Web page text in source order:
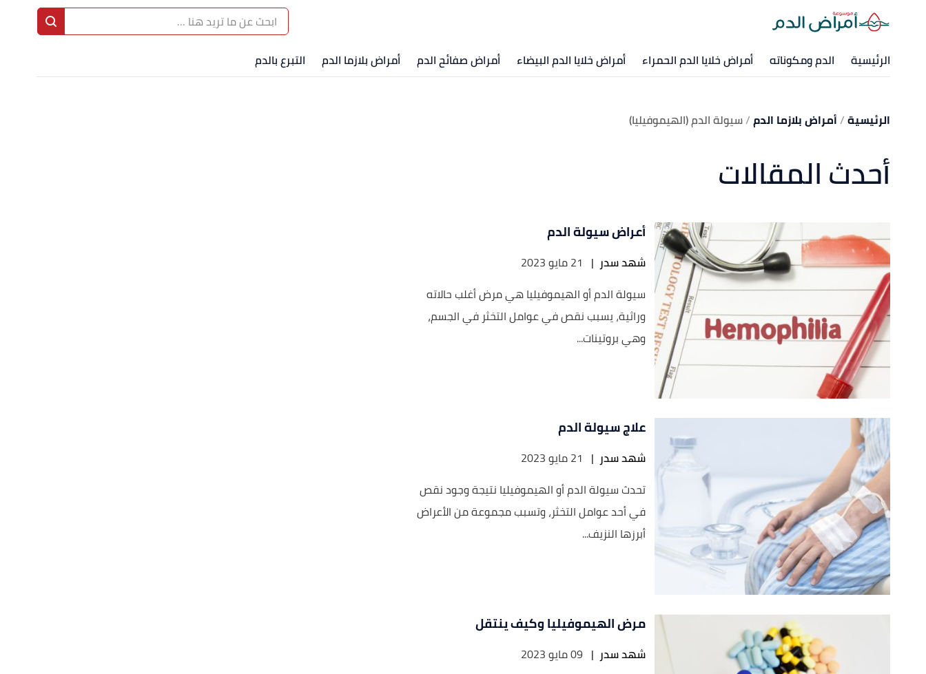
الرئيسية الدم ومكوناته أمراض خلايا الدم الحمراء أمراض خلايا الدم البيضاء أمراض صفائح الدم أمراض بلازما الدم التبرع بالدم
الرئيسية أمراض بلازما الدم سيولة الدم (الهيموفيليا)
أحدث المقالات
أعراض سيولة الدم
شهد سدر | 21 مايو 2023
سيولة الدم أو الهيموفيليا هي مرض أغلب حالاته
وراثية، يسبب نقص في عوامل التخثر في الجسم،
وهي بروتينات...
علاج سيولة الدم
شهد سدر | 21 مايو 2023
تحدث سيولة الدم أو الهيموفيليا نتيجة وجود نقص
في أحد عوامل التخثر، وتسبب مجموعة من الأعراض
أبرزها النزيف...
مرض الهيموفيليا وكيف ينتقل
شهد سدر | 09 مايو 2023